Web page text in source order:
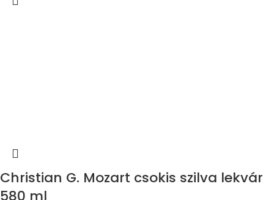
Christian G. Mozart csokis szilva lekvár
580 ml